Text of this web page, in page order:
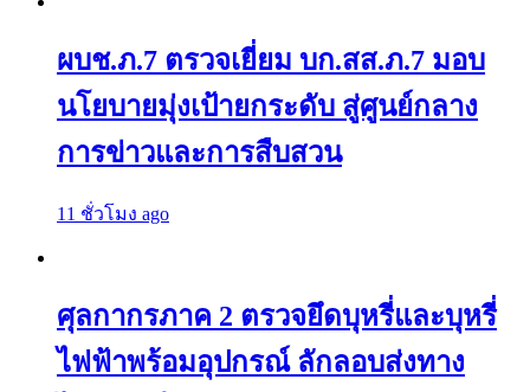
ผบช.ภ.7 ตรวจเยี่ยม บก.สส.ภ.7 มอบ
นโยบายมุ่งเป้ายกระดับ สู่ศูนย์กลาง
การข่าวและการสืบสวน
11 ชั่วโมง ago
ศุลกากรภาค 2 ตรวจยึดบุหรี่และบุหรี่
ไฟฟ้าพร้อมอุปกรณ์ ลักลอบส่งทาง